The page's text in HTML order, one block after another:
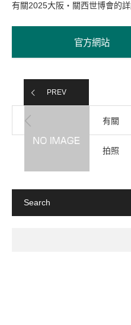
有關2025大阪・關西世博會的
官方網站
PREV
有關
拍照
Search